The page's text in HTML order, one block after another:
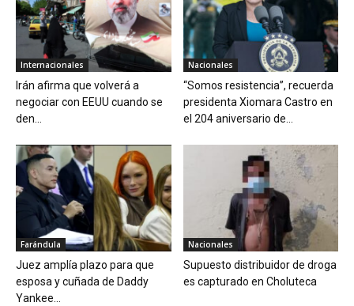
Internacionales
Irán afirma que volverá a
negociar con EEUU cuando se
den...
Nacionales
“Somos resistencia”, recuerda
presidenta Xiomara Castro en
el 204 aniversario de...
Farándula
Juez amplía plazo para que
esposa y cuñada de Daddy
Yankee...
Nacionales
Supuesto distribuidor de droga
es capturado en Choluteca